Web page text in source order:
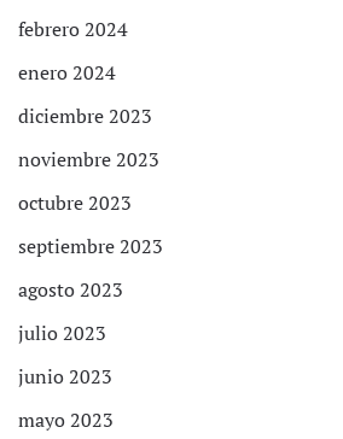
febrero 2024
enero 2024
diciembre 2023
noviembre 2023
octubre 2023
septiembre 2023
agosto 2023
julio 2023
junio 2023
mayo 2023